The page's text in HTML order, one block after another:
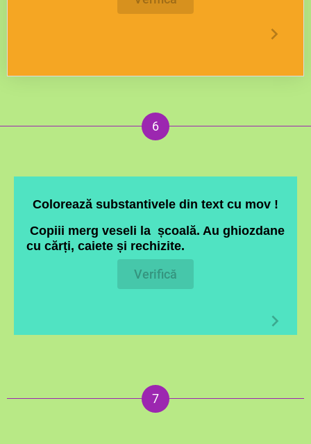
Colorează substantivele din text cu mov !
Copiii merg veseli la școală. Au ghiozdane
cu cărți, caiete și rechizite.
Verifică